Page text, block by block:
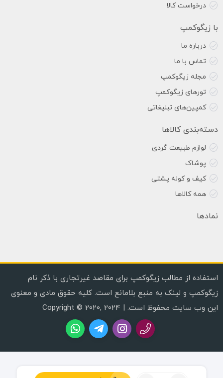
درخواست کالا
با زیگوکمپ
درباره ما
تماس با ما
مجله زیگوکمپ
تورهای زیگوکمپ
کمپین‌های تبلیغاتی
دسته‌بندی کالاها
لوازم طبیعت گردی
پوشاک
کیف و کوله پشتی
همه کالاها
نمادها
استفاده از مطالب زیگوکمپ برای مقاصد غیرتجاری با ذکر نام
زیگوکمپ و لینک به منبع بلامانع است. کلیه حقوق مادی و معنوی
این وب سایت محفوظ است. | Copyright © 2020, 2024